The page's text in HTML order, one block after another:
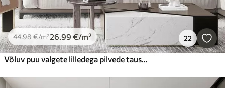
44.98€/m²26.99 €/m² 22
Võluv puu valgete lilledega pilvede taustal huvitavas stiilis ja õrnades soojades värvides